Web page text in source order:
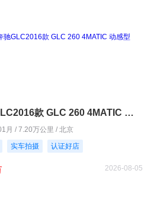
奔驰GLC2016款 GLC 260 4MATIC 动感型
月 / 7.20万公里 / 北京
实车拍摄 认证好店
2026-08-05